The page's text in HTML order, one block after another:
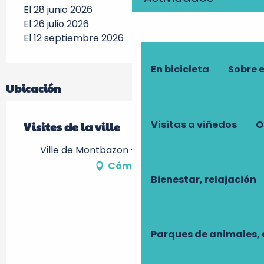
En bicicleta Sobre
Visitas a viñedos
Bienestar, relajación
Parques de
El 28 junio 2026
El 26 julio 2026
El 12 septiembre 2026
Ubicación
Visites de la ville
Ville de Montbazon -, 37250 Montbazon
Cómo llegar